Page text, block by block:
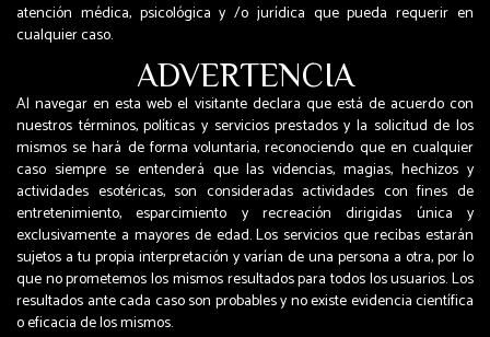
atención médica, psicológica y /o jurídica que pueda requerir en
cualquier caso.
ADVERTENCIA
Al navegar en esta web el visitante declara que está de acuerdo con
nuestros términos, políticas y servicios prestados y la solicitud de los
mismos se hará de forma voluntaria, reconociendo que en cualquier
caso siempre se entenderá que las videncias, magias, hechizos y
actividades esotéricas, son consideradas actividades con fines de
entretenimiento, esparcimiento y recreación dirigidas única y
exclusivamente a mayores de edad. Los servicios que recibas estarán
sujetos a tu propia interpretación y varían de una persona a otra, por lo
que no prometemos los mismos resultados para todos los usuarios. Los
resultados ante cada caso son probables y no existe evidencia científica
o eficacia de los mismos.